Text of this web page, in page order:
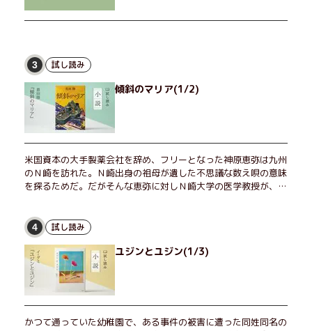
3 試し読み
傾斜のマリア(1/2)
米国資本の大手製薬会社を辞め、フリーとなった神原恵弥は九州
のＮ崎を訪れた。Ｎ崎出身の祖母が遺した不思議な数え唄の意味
を探るためだ。だがそんな恵弥に対しＮ崎大学の医学教授が、米
恵弥は、まるで影のような存在の博士とまみえることはできるの
か？ そして、唄の歌詞「かたむくマリア」に込められた秘密と
は？ 謎めいたラストが鮮烈な余韻を残すシリーズ第四作！
4 試し読み
ユジンとユジン(1/3)
かつて通っていた幼稚園で、ある事件の被害に遭った同姓同名の